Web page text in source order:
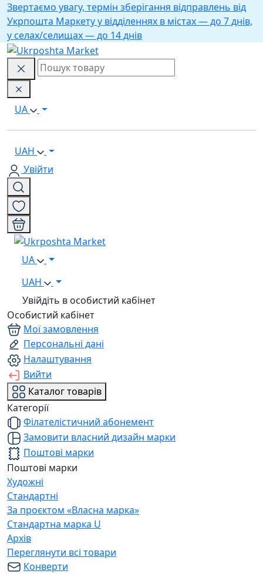
Звертаємо увагу, термін зберігання відправлень від
Укрпошта Маркету у відділеннях в містах — до 7 днів,
у селах/селищах — до 14 днів
UA
UAH
Увійти
UA
UAH
Увійдіть в особистий кабінет
Особистий кабінет
Мої замовлення
Персональні дані
Налаштування
Вийти
Каталог товарів
Категорії
Філателістичний абонемент
Замовити власний дизайн марки
Поштові марки
Поштові марки
Художні
Стандартні
За проєктом «Власна марка»
Стандартна марка U
Архів
Переглянути всі товари
Конверти